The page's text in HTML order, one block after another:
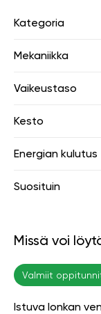
Kategoria
Mekaniikka
Vaikeustaso
Kesto
Energian kulutus
Suosituin
Missä voi
Valmiit
Istuva lonkan